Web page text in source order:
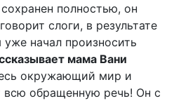
полностью, он
слоги, в результате
уже начал произносить
мама Вани
окружающий мир и
всю обращенную речь! Он с